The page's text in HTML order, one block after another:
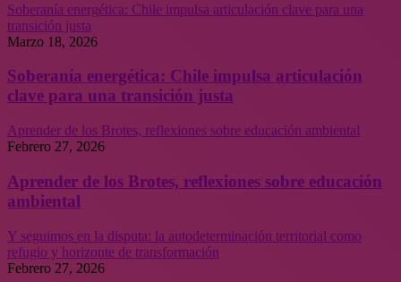
Soberanía energética: Chile impulsa articulación clave para una
transición justa
Marzo 18, 2026
Soberanía energética: Chile impulsa articulación
clave para una transición justa
Aprender de los Brotes, reflexiones sobre educación ambiental
Febrero 27, 2026
Aprender de los Brotes, reflexiones sobre educación
ambiental
Y seguimos en la disputa: la autodeterminación territorial como
refugio y horizonte de transformación
Febrero 27, 2026